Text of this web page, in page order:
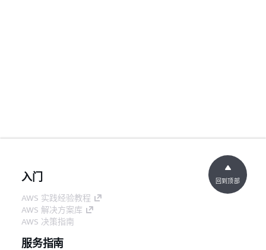
入门
AWS 实践经验教程
AWS 解决方案库
AWS 决策指南
服务指南
回到顶部